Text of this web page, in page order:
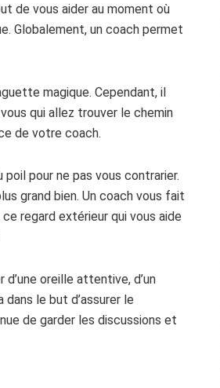
de vous aider au moment où
Globalement, un coach permet
magique. Cependant, il
qui allez trouver le chemin
de votre coach.
pour ne pas vous contrarier.
grand bien. Un coach vous fait
regard extérieur qui vous aide
oreille attentive, d’un
le but d’assurer le
de garder les discussions et